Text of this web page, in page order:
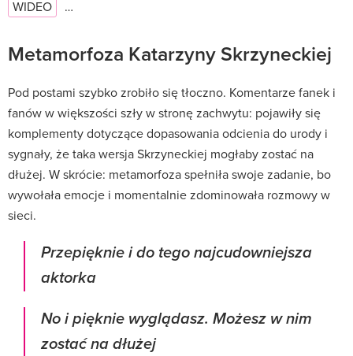
WIDEO …
Metamorfoza Katarzyny Skrzyneckiej
Pod postami szybko zrobiło się tłoczno. Komentarze fanek i
fanów w większości szły w stronę zachwytu: pojawiły się
komplementy dotyczące dopasowania odcienia do urody i
sygnały, że taka wersja Skrzyneckiej mogłaby zostać na
dłużej. W skrócie: metamorfoza spełniła swoje zadanie, bo
wywołała emocje i momentalnie zdominowała rozmowy w
sieci.
Przepięknie i do tego najcudowniejsza
aktorka
No i pięknie wyglądasz. Możesz w nim
zostać na dłużej